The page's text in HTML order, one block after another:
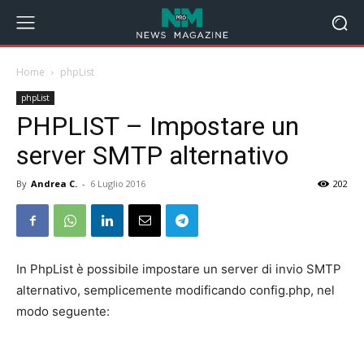
Home phpList
phpList
PHPLIST – Impostare un
server SMTP alternativo
By Andrea C. - 6 Luglio 2016 202
In PhpList è possibile impostare un server di invio SMTP
alternativo, semplicemente modificando config.php, nel
modo seguente: